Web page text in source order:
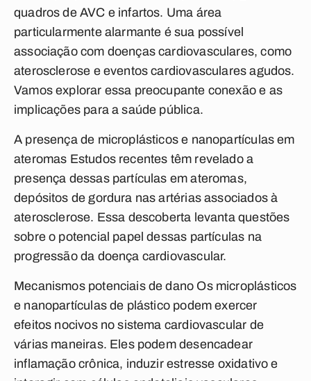
quadros de AVC e infartos. Uma área
particularmente alarmante é sua possível
associação com doenças cardiovasculares, como
aterosclerose e eventos cardiovasculares agudos.
Vamos explorar essa preocupante conexão e as
implicações para a saúde pública.
A presença de microplásticos e nanopartículas em
ateromas Estudos recentes têm revelado a
presença dessas partículas em ateromas,
depósitos de gordura nas artérias associados à
aterosclerose. Essa descoberta levanta questões
sobre o potencial papel dessas partículas na
progressão da doença cardiovascular.
Mecanismos potenciais de dano Os microplásticos
e nanopartículas de plástico podem exercer
efeitos nocivos no sistema cardiovascular de
várias maneiras. Eles podem desencadear
inflamação crônica, induzir estresse oxidativo e